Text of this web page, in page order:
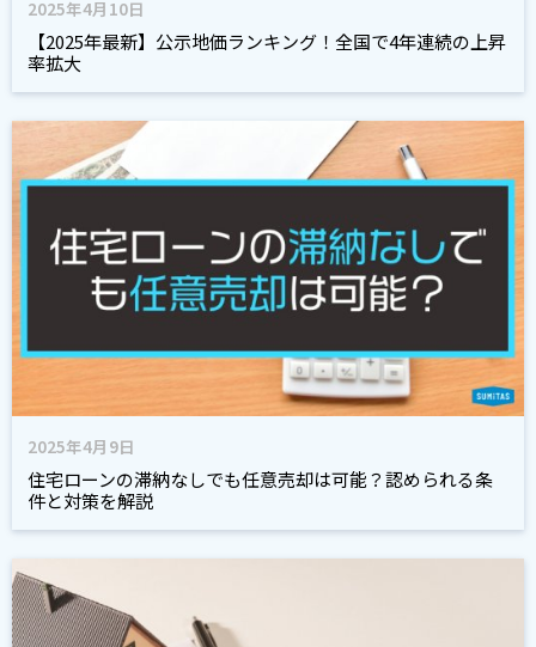
2025年4月10日
【2025年最新】公示地価ランキング！全国で4年連続の上昇
率拡大
2025年4月9日
住宅ローンの滞納なしでも任意売却は可能？認められる条
件と対策を解説